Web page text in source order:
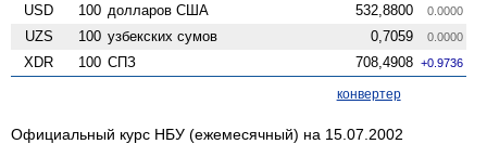
USD 100 долларов США 532,8800 0.0000
UZS 100 узбекских сумов 0,7059 0.0000
XDR 100 СПЗ 708,4908 +0.9736
конвертер
Официальный курс НБУ (ежемесячный) на 15.07.2002